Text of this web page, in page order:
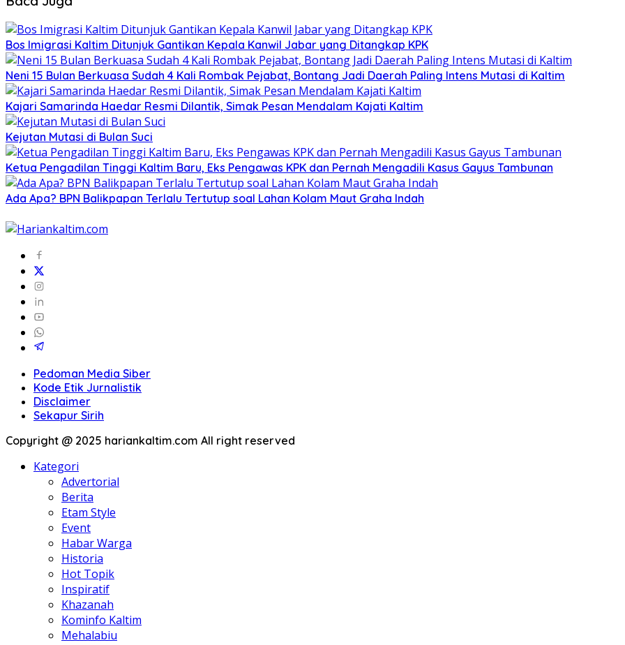
Bos Imigrasi Kaltim Ditunjuk Gantikan Kepala Kanwil Jabar yang Ditangkap KPK
Neni 15 Bulan Berkuasa Sudah 4 Kali Rombak Pejabat, Bontang Jadi Daerah Paling Intens Mutasi di Kaltim
Kajari Samarinda Haedar Resmi Dilantik, Simak Pesan Mendalam Kajati Kaltim
Kejutan Mutasi di Bulan Suci
Ketua Pengadilan Tinggi Kaltim Baru, Eks Pengawas KPK dan Pernah Mengadili Kasus Gayus Tambunan
Ada Apa? BPN Balikpapan Terlalu Tertutup soal Lahan Kolam Maut Graha Indah
Pedoman Media Siber
Kode Etik Jurnalistik
Disclaimer
Sekapur Sirih
Copyright @ 2025 hariankaltim.com All right reserved
Kategori
Advertorial
Berita
Etam Style
Event
Habar Warga
Historia
Hot Topik
Inspiratif
Khazanah
Kominfo Kaltim
Mehalabiu